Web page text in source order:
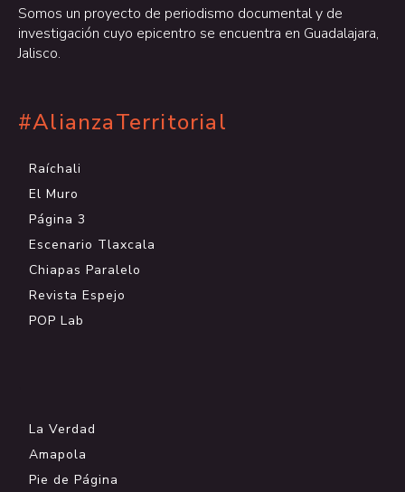
Somos un proyecto de periodismo documental y de
investigación cuyo epicentro se encuentra en Guadalajara,
Jalisco.
#AlianzaTerritorial
Raíchali
El Muro
Página 3
Escenario Tlaxcala
Chiapas Paralelo
Revista Espejo
POP Lab
La Verdad
Amapola
Pie de Página